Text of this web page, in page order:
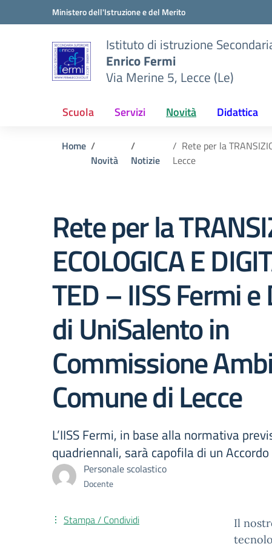
Vai ai contenuti
Vai al menu di navigazioneMinistero dell'Istruzione e del Merito
Istituto di istruzione
Enrico Fermi
Via Merine 5, Lecce (Le)
Scuola Servizi Novità Didattica
Home
Novità
Notizie
Rete per la
Lecce
Rete per la
ECOLOGICA E
TED – IISS Fermi e
di UniSalento in
Commissione
Comune di Lecce
L’IISS Fermi, in base alla normativa
quadriennali, sarà capofila di un
Personale scolastico
Docente
Il
Stampa / Condividi